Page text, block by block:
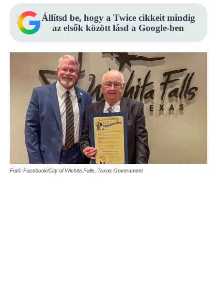
Állítsd be, hogy a Twice cikkeit mindig
az elsők között lásd a Google-ben
Fotó: Facebook/City of Wichita Falls, Texas Government